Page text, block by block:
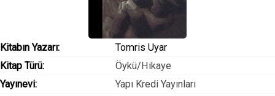
Kitabın Yazarı:
Tomris Uyar
Kitap Türü:
Öykü/Hikaye
Yayınevi:
Yapı Kredi Yayınları